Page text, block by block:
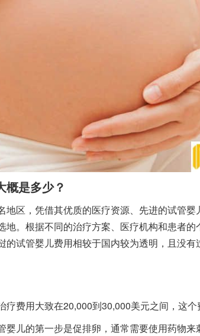
概是多少？
地区，凭借其优质的医疗资源、先进的试管
地。根据不同的治疗方案、医疗机构和患者
的试管婴儿费用相较于国内较为透明，且没
疗费用大致在20,000到30,000美元之间，这个
婴儿的第一步是促排卵，通常需要使用药物